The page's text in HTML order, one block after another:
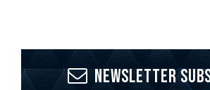
Newsletter